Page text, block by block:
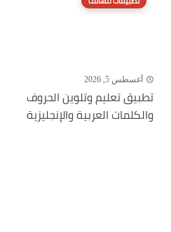
أغسطس 5, 2026
تطبيق تعليم وتلوين الحروف
والكلمات العربية والإنجليزية